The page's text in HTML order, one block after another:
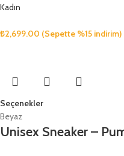
Kadın
₺2,699.00 (Sepette %15 indirim)
Seçenekler
Beyaz
Unisex Sneaker –